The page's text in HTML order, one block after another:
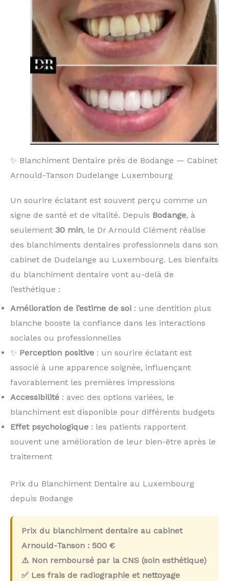
✨ Blanchiment Dentaire près de Bodange — Cabinet
Arnould-Tanson Dudelange Luxembourg
Un sourire éclatant est souvent perçu comme un
signe de santé et de vitalité. Depuis Bodange, à
seulement 30 min, le Dr Arnould Clément réalise
des blanchiments dentaires professionnels dans son
cabinet de Dudelange au Luxembourg. Les bienfaits
du blanchiment dentaire vont au-delà de
l’esthétique :
Amélioration de l’estime de soi : une dentition plus
blanche booste la confiance dans les interactions
sociales ou professionnelles
✨ Perception positive : un sourire éclatant est
associé à une apparence soignée, influençant
favorablement les premières impressions
Accessibilité : avec des options variées, le
blanchiment est disponible pour différents budgets
Effet psychologique : les patients rapportent
souvent une amélioration de leur bien-être après le
traitement
Prix du Blanchiment Dentaire au Luxembourg
depuis Bodange
Prix du blanchiment dentaire au cabinet
Arnould-Tanson : 500 €
⚠️ Non remboursé par la CNS (soin esthétique)
✅ Les frais de radiographie et nettoyage